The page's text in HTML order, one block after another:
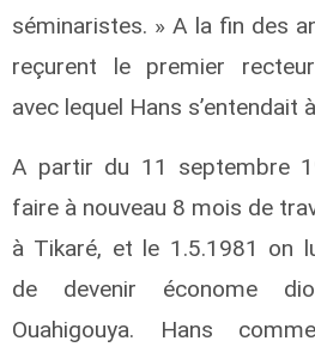
séminaristes. » A la fin des
reçurent le premier
avec lequel Hans s’entendait
A partir du 11 septembre
faire à nouveau 8 mois de
à Tikaré, et le 1.5.1981 on
de devenir économe
Ouahigouya. Hans